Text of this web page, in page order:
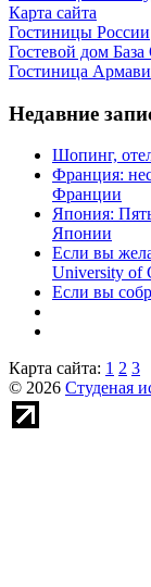
Карта сайта
Гостиницы России
Гостевой дом
Гостиница
Недавние
Шопинг,
Франция:
Франции
Япония:
Японии
Если вы
University of
Если вы
Карта сайта: 1 2 3
© 2026 Студеная